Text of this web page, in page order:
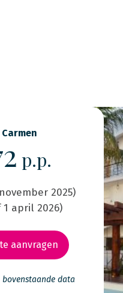
p.p.
2025)
1 april 2026)
aanvragen
data